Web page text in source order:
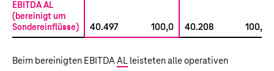
EBITDA AL
(bereinigt um
Sondereinflüsse)
40.497 100,0 40.208 100,0
Beim bereinigten EBITDAAL leisteten alle operativen